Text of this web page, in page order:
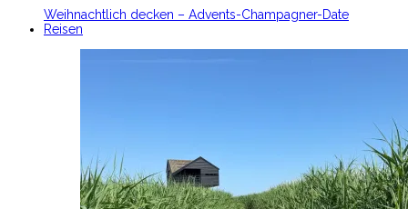
Weihnachtlich decken – Advents-Champagner-Date
Reisen